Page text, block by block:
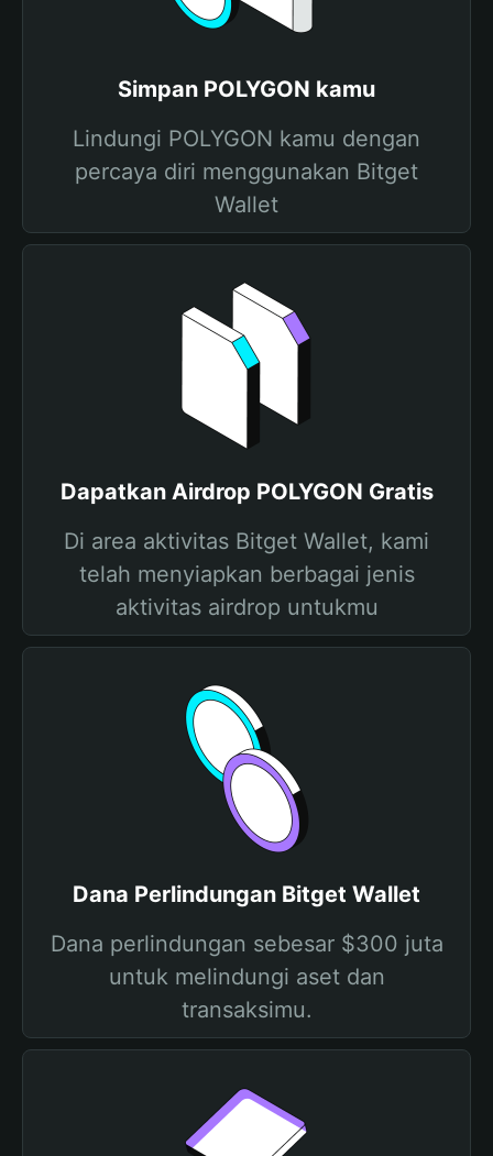
Simpan POLYGON kamu
Lindungi POLYGON kamu dengan
percaya diri menggunakan Bitget
Wallet
Dapatkan Airdrop POLYGON Gratis
Di area aktivitas Bitget Wallet, kami
telah menyiapkan berbagai jenis
aktivitas airdrop untukmu
Dana Perlindungan Bitget Wallet
Dana perlindungan sebesar $300 juta
untuk melindungi aset dan
transaksimu.